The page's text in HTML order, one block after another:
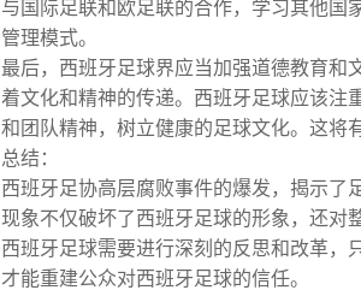
与国际足联和欧足联的合作，学习其他国
管理模式。
最后，西班牙足球界应当加强道德教育和
着文化和精神的传递。西班牙足球应该注
和团队精神，树立健康的足球文化。这将
总结：
西班牙足协高层腐败事件的爆发，揭示了
现象不仅破坏了西班牙足球的形象，还对
西班牙足球需要进行深刻的反思和改革，
才能重建公众对西班牙足球的信任。